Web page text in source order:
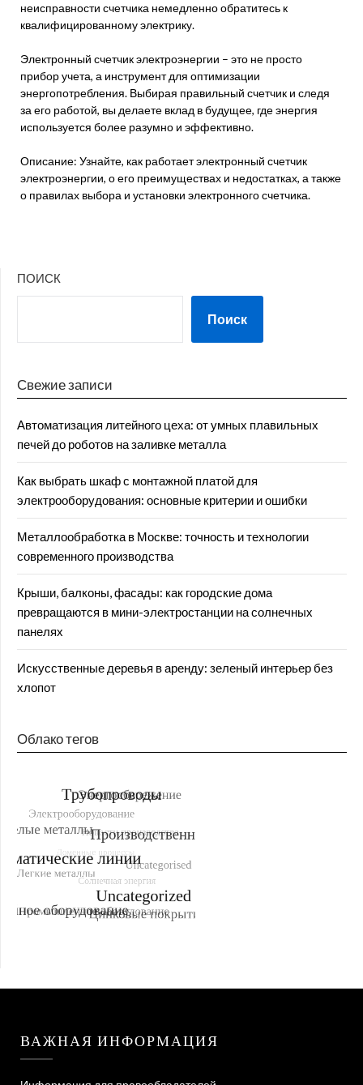
неисправности счетчика немедленно обратитесь к
квалифицированному электрику.
Электронный счетчик электроэнергии – это не просто
прибор учета, а инструмент для оптимизации
энергопотребления. Выбирая правильный счетчик и следя
за его работой, вы делаете вклад в будущее, где энергия
используется более разумно и эффективно.
Описание: Узнайте, как работает электронный счетчик
электроэнергии, о его преимуществах и недостатках, а также
о правилах выбора и установки электронного счетчика.
ПОИСК
Поиск
Свежие записи
Автоматизация литейного цеха: от умных плавильных
печей до роботов на заливке металла
Как выбрать шкаф с монтажной платой для
электрооборудования: основные критерии и ошибки
Металлообработка в Москве: точность и технологии
современного производства
Крыши, балконы, фасады: как городские дома
превращаются в мини-электростанции на солнечных
панелях
Искусственные деревья в аренду: зеленый интерьер без
хлопот
Облако тегов
ВАЖНАЯ ИНФОРМАЦИЯ